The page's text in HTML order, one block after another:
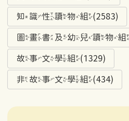
知識性讀物組(2583)
圖畫書及幼兒讀物組
故事文學組(1329)
非故事文學組(434)